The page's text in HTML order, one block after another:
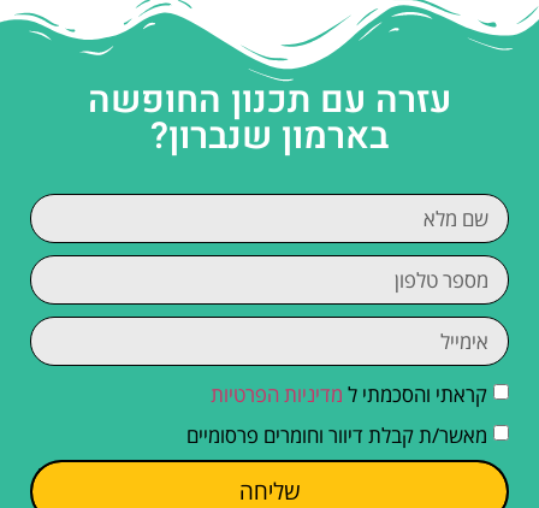
עזרה עם תכנון החופשה
בארמון שנברון?
קראתי והסכמתי ל מדיניות הפרטיות
מאשר/ת קבלת דיוור וחומרים פרסומיים
שליחה